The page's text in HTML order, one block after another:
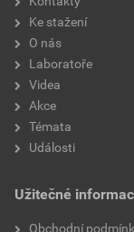
Ke stažení
O nás
Laboratoře
Videa
Akce
Témata
Události
Užitečné
Obchodní